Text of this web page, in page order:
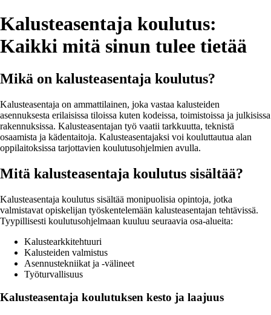
Kalusteasentaja koulutus:
Kaikki mitä sinun tulee tietää
Mikä on kalusteasentaja koulutus?
Kalusteasentaja on ammattilainen, joka vastaa kalusteiden
asennuksesta erilaisissa tiloissa kuten kodeissa, toimistoissa ja julkisissa
rakennuksissa. Kalusteasentajan työ vaatii tarkkuutta, teknistä
osaamista ja kädentaitoja. Kalusteasentajaksi voi kouluttautua alan
oppilaitoksissa tarjottavien koulutusohjelmien avulla.
Mitä kalusteasentaja koulutus sisältää?
Kalusteasentaja koulutus sisältää monipuolisia opintoja, jotka
valmistavat opiskelijan työskentelemään kalusteasentajan tehtävissä.
Tyypillisesti koulutusohjelmaan kuuluu seuraavia osa-alueita:
Kalustearkkitehtuuri
Kalusteiden valmistus
Asennustekniikat ja -välineet
Työturvallisuus
Kalusteasentaja koulutuksen kesto ja laajuus